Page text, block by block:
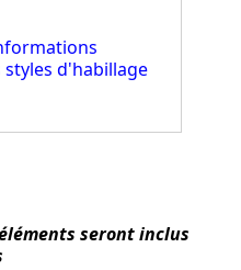
d'habillage
seront inclus